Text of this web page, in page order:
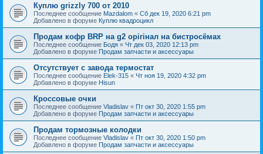
Куплю grizzly 700 от 2010
Последнее сообщение Mazdalom « Сб дек 19, 2020 6:21 pm
Добавлено в форуме Куплю квадроцикл
Продам кофр BRP на g2 орігінал на бистросёмах
Последнее сообщение Бодя « Чт дек 03, 2020 12:13 pm
Добавлено в форуме Продам запчасти и аксессуары
Отсутствует с завода термостат
Последнее сообщение Elek-315 « Чт ноя 19, 2020 4:32 pm
Добавлено в форуме Hisun
Кроссовые очки
Последнее сообщение Vladislav « Пт окт 30, 2020 1:55 pm
Добавлено в форуме Продам запчасти и аксессуары
Продам тормозные колодки
Последнее сообщение Vladislav « Пт окт 30, 2020 1:50 pm
Добавлено в форуме Продам запчасти и аксессуары